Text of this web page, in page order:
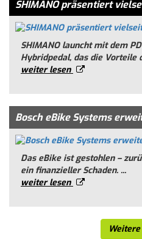
SHIMANO präsentiert
SHIMANO launcht mit dem
Hybridpedal, das die Vorteile
weiter lesen
Das eBike ist gestohlen –
ein finanzieller Schaden. ...
weiter lesen